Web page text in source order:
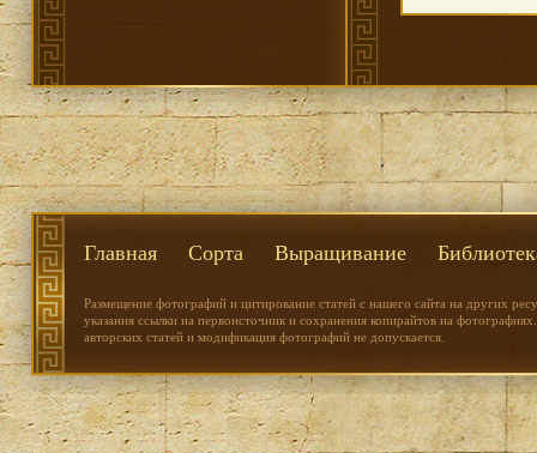
Главная Сорта Выращивание
Размещение фотографий и цитирование статей с нашего сайта на других
указания ссылки на первоисточник и сохранения копирайтов на
авторских статей и модификация фотографий не допускается.